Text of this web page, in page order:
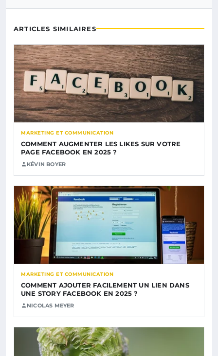
ARTICLES SIMILAIRES
MARKETING ET COMMUNICATION
COMMENT AUGMENTER LES LIKES SUR VOTRE
PAGE FACEBOOK EN 2025 ?
KÉVIN BOYER
MARKETING ET COMMUNICATION
COMMENT AJOUTER FACILEMENT UN LIEN DANS
UNE STORY FACEBOOK EN 2025 ?
NICOLAS MEYER